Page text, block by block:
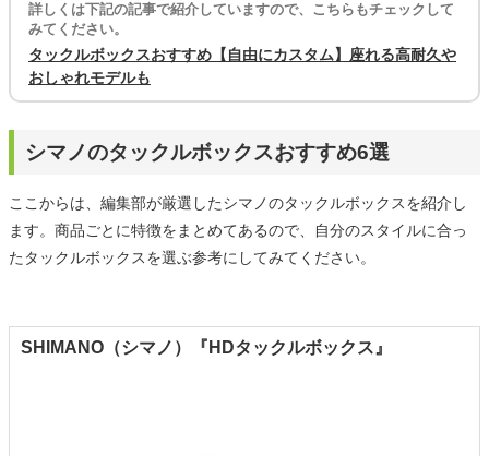
詳しくは下記の記事で紹介していますので、こちらもチェックして
みてください。
タックルボックスおすすめ【自由にカスタム】座れる高耐久や
おしゃれモデルも
シマノのタックルボックスおすすめ6選
ここからは、編集部が厳選したシマノのタックルボックスを紹介し
ます。商品ごとに特徴をまとめてあるので、自分のスタイルに合っ
たタックルボックスを選ぶ参考にしてみてください。
SHIMANO（シマノ）『HDタックルボックス』